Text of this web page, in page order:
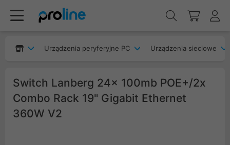
Urządzenia peryferyjne PC Urządzenia sieciowe
Switch Lanberg 24x 100mb POE+/2x
Combo Rack 19" Gigabit Ethernet
360W V2